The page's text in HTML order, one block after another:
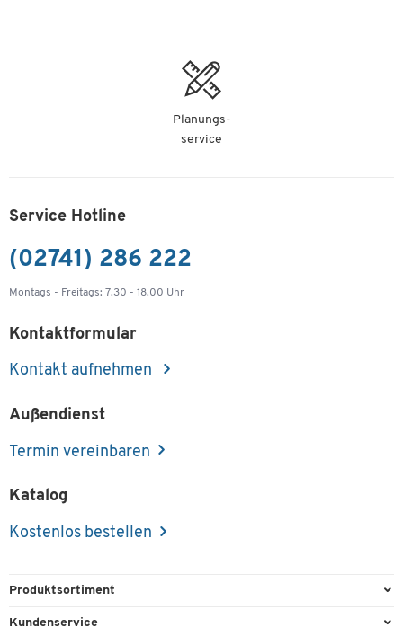
Planungs-
service
Service Hotline
(02741) 286 222
Montags - Freitags: 7.30 - 18.00 Uhr
Kontaktformular
Kontakt aufnehmen
Außendienst
Termin vereinbaren
Katalog
Kostenlos bestellen
Produktsortiment
Büroausstattung
Kundenservice